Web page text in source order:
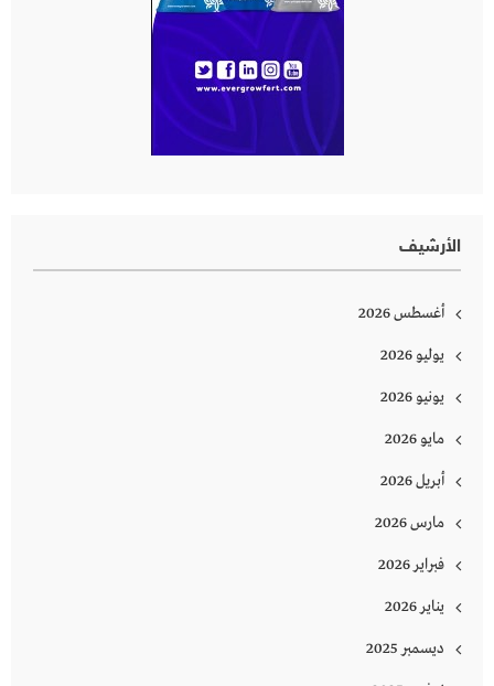
الأرشيف
أغسطس 2026
يوليو 2026
يونيو 2026
مايو 2026
أبريل 2026
مارس 2026
فبراير 2026
يناير 2026
ديسمبر 2025